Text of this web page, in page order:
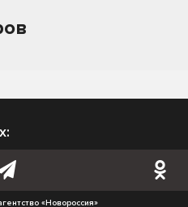
«Новороссия»